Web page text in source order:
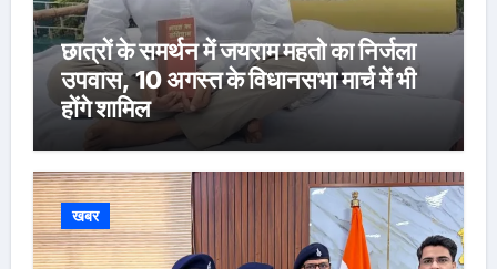
छात्रों के समर्थन में जयराम महतो का निर्जला
उपवास, 10 अगस्त के विधानसभा मार्च में भी
होंगे शामिल
खबर